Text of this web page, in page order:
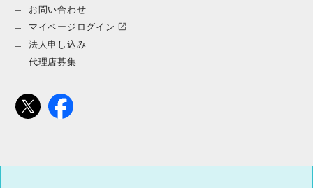
お問い合わせ
マイページログイン
法人申し込み
代理店募集